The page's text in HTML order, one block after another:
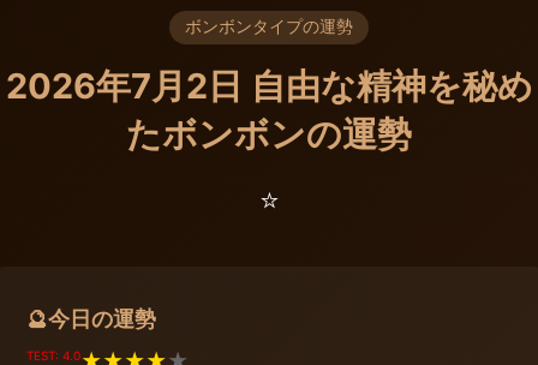
ボンボンタイプの運勢
2026年7月2日 自由な精神を秘め
たボンボンの運勢
⭐️
🔮今日の運勢
TEST: 4.0